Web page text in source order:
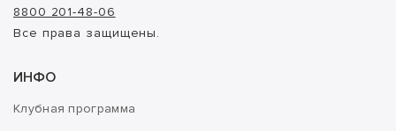
8800 201-48-06
Все права защищены.
ИНФО
Клубная программа